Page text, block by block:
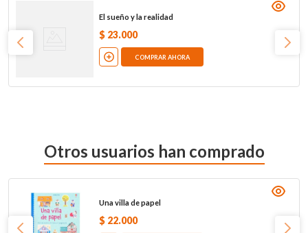
El sueño y la realidad
$ 23.000
COMPRAR AHORA
Otros usuarios han comprado
Una villa de papel
$ 22.000